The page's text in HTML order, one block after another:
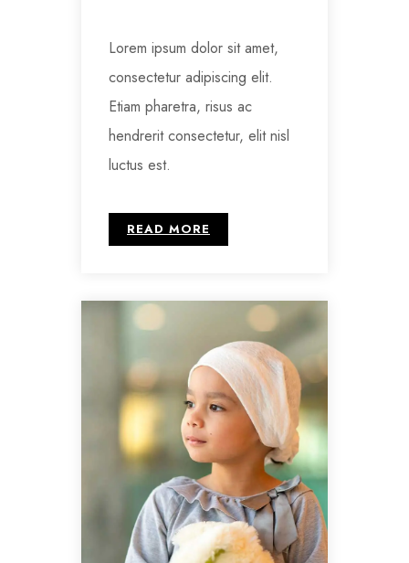
Lorem ipsum dolor sit amet,
consectetur adipiscing elit.
Etiam pharetra, risus ac
hendrerit consectetur, elit nisl
luctus est.
READ MORE